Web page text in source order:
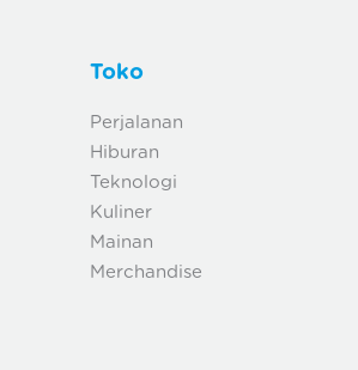
Toko
Perjalanan
Hiburan
Teknologi
Kuliner
Mainan
Merchandise